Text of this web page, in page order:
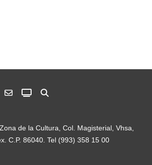
de la Cultura, Col. Magisterial, Vhsa,
C.P. 86040. Tel (993) 358 15 00